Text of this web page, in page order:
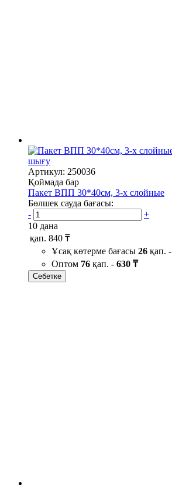
шығу
Артикул: 250036
Қоймада бар
Пакет ВПП 30*40см, 3-х слойные
Бөлшек сауда бағасы:
-
+
10 дана
қап. 840 ₸
Ұсақ көтерме бағасы 26 қап. -
Оптом 76 қап. - 630 ₸
Себетке